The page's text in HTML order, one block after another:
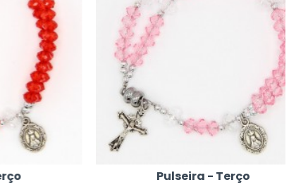
Pulseira - Terço